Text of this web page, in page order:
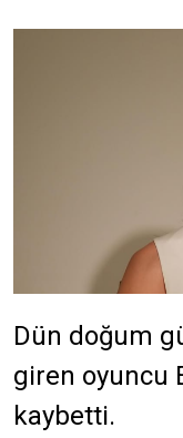
Dün doğum
giren oyuncu
kaybetti.